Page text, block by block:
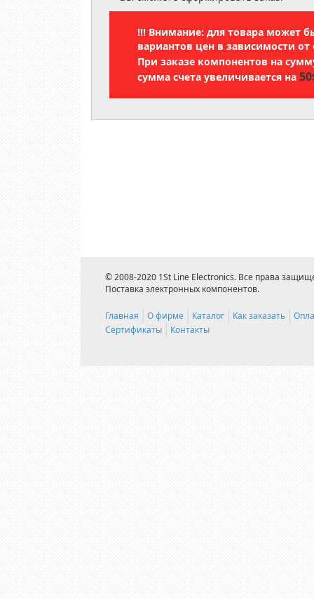
!!! Внимание: для товара может
вариантов цен в зависимости от
При заказе компонентов на
сумма счета увеличивается на
© 2008-2020 1St Line Electronics. Все права
Поставка электронных компонентов.
Главная О фирме Каталог Как заказать
Сертификаты
Контакты